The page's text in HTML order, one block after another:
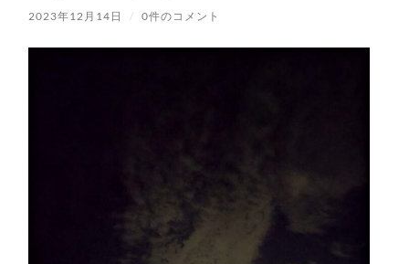
2023年12月14日 / 0件のコメント